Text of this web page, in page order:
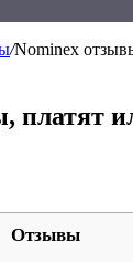
/Nominex
платят
Отзывы